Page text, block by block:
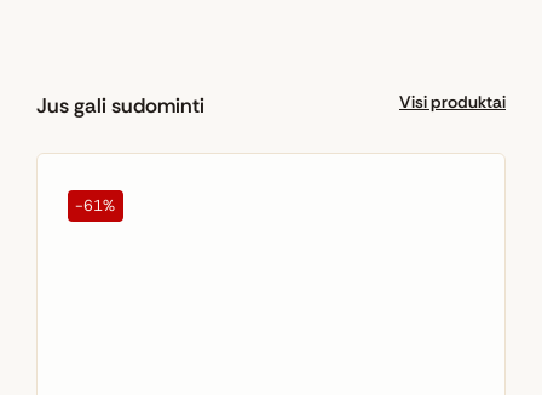
Jus gali sudominti Visi produktai
-61%